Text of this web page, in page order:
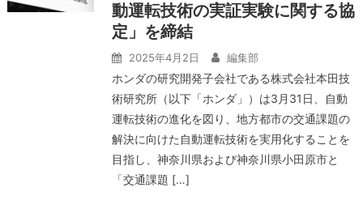
動運転技術の実証実験に関する協
定」を締結
2025年4月2日 編集部
ホンダの研究開発子会社である株式会社本田技
術研究所（以下「ホンダ」）は3月31日、自動
運転技術の進化を図り、地方都市の交通課題の
解決に向けた自動運転技術を実用化することを
目指し、神奈川県および神奈川県小田原市と
「交通課題 […]